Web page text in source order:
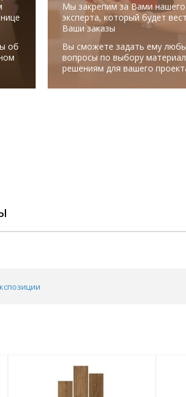
об
Мы закрепим за Вами нашего
эксперта, который будет
Ваши заказы
Вы сможете задать ему
вопросы по выбору
решениям для вашего